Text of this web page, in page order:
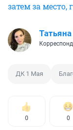
затем за место,
ДК 1 Мая
0 0